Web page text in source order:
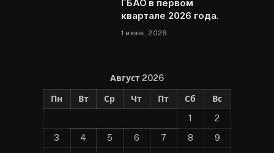
ГБАО в первом
квартале 2026 года.
1 июня, 2026
Август 2026
Пн Вт Ср Чт Пт Сб
Вс
1
2
3
4 5 6 7 8
9